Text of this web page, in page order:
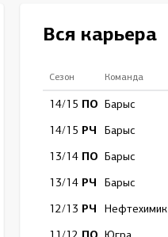
Вся карьера
Сезон Команда
14/15 ПО Барыс
14/15 РЧ Барыс
13/14 ПО Барыс
13/14 РЧ Барыс
12/13 РЧ Нефтехимик